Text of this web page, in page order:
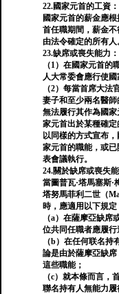
22.國家元首的工資：
國家元首的薪金應
首任職期間，薪金
由法令確定的所有人
23.缺席或喪失能力：
（1）在國家元首的
人大常委會應行使國
（2）每當首席大
妻子和至少兩名醫
無法履行其作為國
家元首出於某種確
以同樣的方式宣布
家元首的職能，或
表會議執行。
24.關於缺席或喪失
當圖普瓦·塔馬塞斯·
塔努馬菲利二世（
時，應適用以下規定
（a）在薩摩亞缺
位共同任職者應履行
（b）在任何联名
論是由於薩摩亞缺
這些職能；
（c）就本條而言，
聯名持有人無能力履